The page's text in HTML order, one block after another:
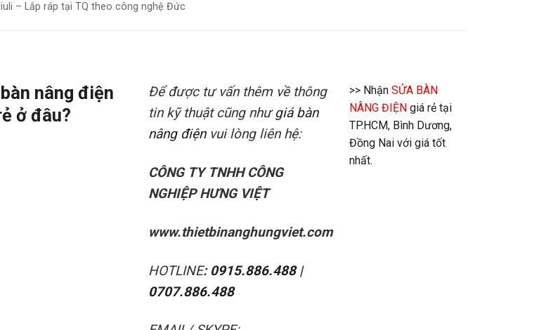
– Lắp ráp tại TQ theo công nghệ Đức
nâng điện
ở đâu?
Để được tư vấn thêm về thông
tin kỹ thuật cũng nhưgiá bàn
nâng điệnvui lòng liên hệ:
CÔNG TY TNHH CÔNG
NGHIỆP HƯNG VIỆT
www.thietbinanghungviet.com
HOTLINE: 0915.886.488|
0707.886.488
>> Nhận SỬA BÀN
NÂNG ĐIỆN giá rẻ tại
TP.HCM, Bình Dương,
Đồng Nai với giá tốt
nhất.